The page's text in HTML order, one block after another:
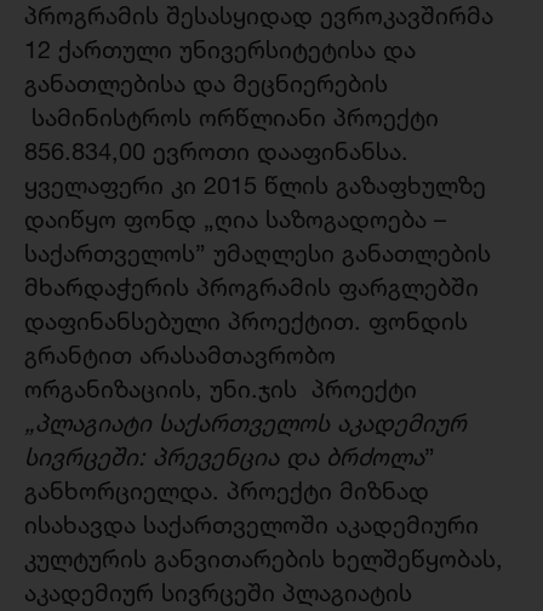
პროგრამის შესასყიდად ევროკავშირმა
12 ქართული უნივერსიტეტისა და
განათლებისა და მეცნიერების
სამინისტროს ორწლიანი პროექტი
856.834,00 ევროთი დააფინანსა.
ყველაფერი კი 2015 წლის გაზაფხულზე
დაიწყო ფონდ „ღია საზოგადოება –
საქართველოს” უმაღლესი განათლების
მხარდაჭერის პროგრამის ფარგლებში
დაფინანსებული პროექტით. ფონდის
გრანტით არასამთავრობო
ორგანიზაციის, უნი.ჯის პროექტი
„პლაგიატი საქართველოს აკადემიურ
სივრცეში: პრევენცია და ბრძოლა”
განხორციელდა. პროექტი მიზნად
ისახავდა საქართველოში აკადემიური
კულტურის განვითარების ხელშეწყობას,
აკადემიურ სივრცეში პლაგიატის